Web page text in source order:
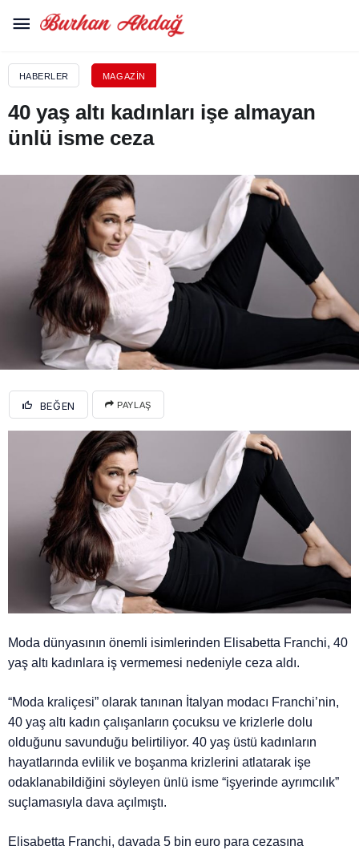
HABERLER MAGAZIN
40 yaş altı kadınları işe almayan
ünlü isme ceza
BEĞEN PAYLAŞ
Moda dünyasının önemli isimlerinden Elisabetta Franchi, 40
yaş altı kadınlara iş vermemesi nedeniyle ceza aldı.
“Moda kraliçesi” olarak tanınan İtalyan modacı Franchi’nin,
40 yaş altı kadın çalışanların çocuksu ve krizlerle dolu
olduğunu savunduğu belirtiliyor. 40 yaş üstü kadınların
hayatlarında evlilik ve boşanma krizlerini atlatarak işe
odaklanabildiğini söyleyen ünlü isme “işyerinde ayrımcılık”
suçlamasıyla dava açılmıştı.
Elisabetta Franchi, davada 5 bin euro para cezasına